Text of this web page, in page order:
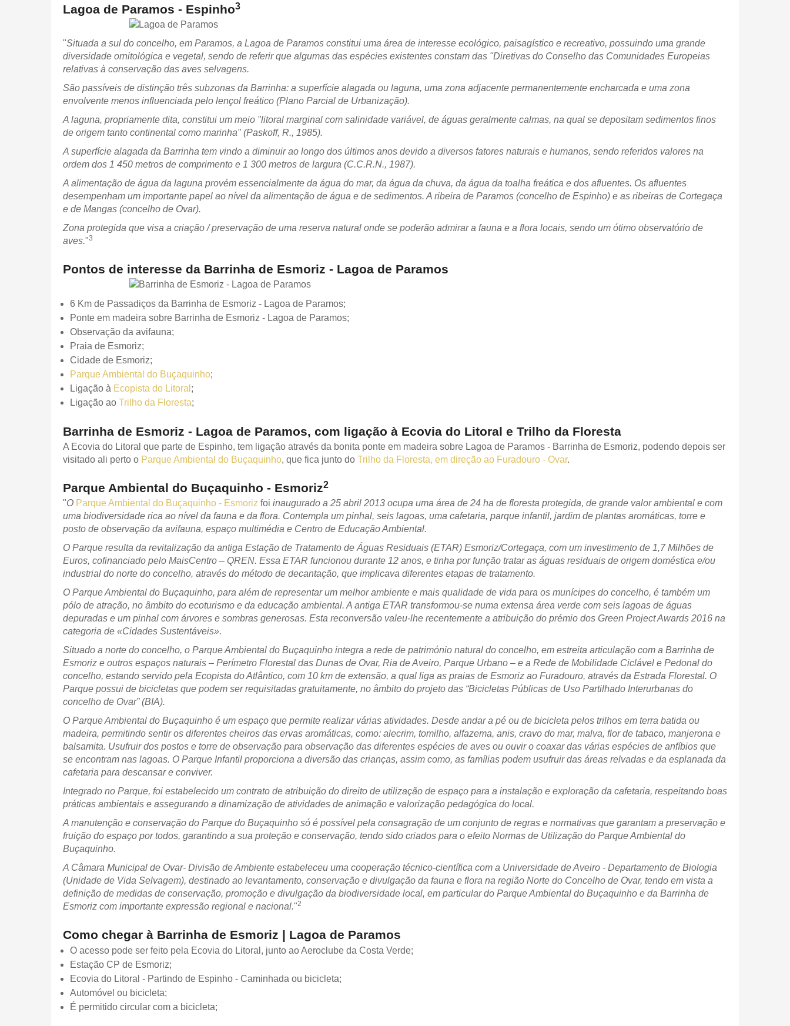
Lagoa de Paramos - Espinho3
"Situada a sul do concelho, em Paramos, a Lagoa de Paramos constitui uma área de interesse ecológico, paisagístico e recreativo, possuindo uma grande
diversidade ornitológica e vegetal, sendo de referir que algumas das espécies existentes constam das "Diretivas do Conselho das Comunidades Europeias
relativas à conservação das aves selvagens.
São passíveis de distinção três subzonas da Barrinha: a superfície alagada ou laguna, uma zona adjacente permanentemente encharcada e uma zona
envolvente menos influenciada pelo lençol freático (Plano Parcial de Urbanização).
A laguna, propriamente dita, constitui um meio "litoral marginal com salinidade variável, de águas geralmente calmas, na qual se depositam sedimentos finos
de origem tanto continental como marinha" (Paskoff, R., 1985).
A superfície alagada da Barrinha tem vindo a diminuir ao longo dos últimos anos devido a diversos fatores naturais e humanos, sendo referidos valores na
ordem dos 1 450 metros de comprimento e 1 300 metros de largura (C.C.R.N., 1987).
A alimentação de água da laguna provém essencialmente da água do mar, da água da chuva, da água da toalha freática e dos afluentes. Os afluentes
desempenham um importante papel ao nível da alimentação de água e de sedimentos. A ribeira de Paramos (concelho de Espinho) e as ribeiras de Cortegaça
e de Mangas (concelho de Ovar).
Zona protegida que visa a criação / preservação de uma reserva natural onde se poderão admirar a fauna e a flora locais, sendo um ótimo observatório de
aves."3
Pontos de interesse da Barrinha de Esmoriz - Lagoa de Paramos
6 Km de Passadiços da Barrinha de Esmoriz - Lagoa de Paramos;
Ponte em madeira sobre Barrinha de Esmoriz - Lagoa de Paramos;
Observação da avifauna;
Praia de Esmoriz;
Cidade de Esmoriz;
Parque Ambiental do Buçaquinho;
Ligação à Ecopista do Litoral ;
Ligação ao Trilho da Floresta;
Barrinha de Esmoriz - Lagoa de Paramos, com ligação à Ecovia do Litoral e Trilho da Floresta
A Ecovia do Litoral que parte de Espinho, tem ligação através da bonita ponte em madeira sobre Lagoa de Paramos - Barrinha de Esmoriz, podendo depois ser
visitado ali perto o Parque Ambiental do Buçaquinho, que fica junto do Trilho da Floresta, em direção ao Furadouro - Ovar.
Parque Ambiental do Buçaquinho - Esmoriz2
"O Parque Ambiental do Buçaquinho - Esmoriz foi inaugurado a 25 abril 2013 ocupa uma área de 24 ha de floresta protegida, de grande valor ambiental e com
uma biodiversidade rica ao nível da fauna e da flora. Contempla um pinhal, seis lagoas, uma cafetaria, parque infantil, jardim de plantas aromáticas, torre e
posto de observação da avifauna, espaço multimédia e Centro de Educação Ambiental.
O Parque resulta da revitalização da antiga Estação de Tratamento de Águas Residuais (ETAR) Esmoriz/Cortegaça, com um investimento de 1,7 Milhões de
Euros, cofinanciado pelo MaisCentro – QREN. Essa ETAR funcionou durante 12 anos, e tinha por função tratar as águas residuais de origem doméstica e/ou
industrial do norte do concelho, através do método de decantação, que implicava diferentes etapas de tratamento.
O Parque Ambiental do Buçaquinho, para além de representar um melhor ambiente e mais qualidade de vida para os munícipes do concelho, é também um
pólo de atração, no âmbito do ecoturismo e da educação ambiental. A antiga ETAR transformou-se numa extensa área verde com seis lagoas de águas
depuradas e um pinhal com árvores e sombras generosas. Esta reconversão valeu-lhe recentemente a atribuição do prémio dos Green Project Awards 2016 na
categoria de «Cidades Sustentáveis».
Situado a norte do concelho, o Parque Ambiental do Buçaquinho integra a rede de património natural do concelho, em estreita articulação com a Barrinha de
Esmoriz e outros espaços naturais – Perímetro Florestal das Dunas de Ovar, Ria de Aveiro, Parque Urbano – e a Rede de Mobilidade Ciclável e Pedonal do
concelho, estando servido pela Ecopista do Atlântico, com 10 km de extensão, a qual liga as praias de Esmoriz ao Furadouro, através da Estrada Florestal. O
Parque possui de bicicletas que podem ser requisitadas gratuitamente, no âmbito do projeto das “Bicicletas Públicas de Uso Partilhado Interurbanas do
concelho de Ovar” (BIA).
O Parque Ambiental do Buçaquinho é um espaço que permite realizar várias atividades. Desde andar a pé ou de bicicleta pelos trilhos em terra batida ou
madeira, permitindo sentir os diferentes cheiros das ervas aromáticas, como: alecrim, tomilho, alfazema, anis, cravo do mar, malva, flor de tabaco, manjerona e
balsamita. Usufruir dos postos e torre de observação para observação das diferentes espécies de aves ou ouvir o coaxar das várias espécies de anfíbios que
se encontram nas lagoas. O Parque Infantil proporciona a diversão das crianças, assim como, as famílias podem usufruir das áreas relvadas e da esplanada da
cafetaria para descansar e conviver.
Integrado no Parque, foi estabelecido um contrato de atribuição do direito de utilização de espaço para a instalação e exploração da cafetaria, respeitando boas
práticas ambientais e assegurando a dinamização de atividades de animação e valorização pedagógica do local.
A manutenção e conservação do Parque do Buçaquinho só é possível pela consagração de um conjunto de regras e normativas que garantam a preservação e
fruição do espaço por todos, garantindo a sua proteção e conservação, tendo sido criados para o efeito Normas de Utilização do Parque Ambiental do
Buçaquinho.
A Câmara Municipal de Ovar- Divisão de Ambiente estabeleceu uma cooperação técnico-científica com a Universidade de Aveiro - Departamento de Biologia
(Unidade de Vida Selvagem), destinado ao levantamento, conservação e divulgação da fauna e flora na região Norte do Concelho de Ovar, tendo em vista a
definição de medidas de conservação, promoção e divulgação da biodiversidade local, em particular do Parque Ambiental do Buçaquinho e da Barrinha de
Esmoriz com importante expressão regional e nacional."2
Como chegar à Barrinha de Esmoriz | Lagoa de Paramos
O acesso pode ser feito pela Ecovia do Litoral, junto ao Aeroclube da Costa Verde;
Estação CP de Esmoriz;
Ecovia do Litoral - Partindo de Espinho - Caminhada ou bicicleta;
Automóvel ou bicicleta;
É permitido circular com a bicicleta;